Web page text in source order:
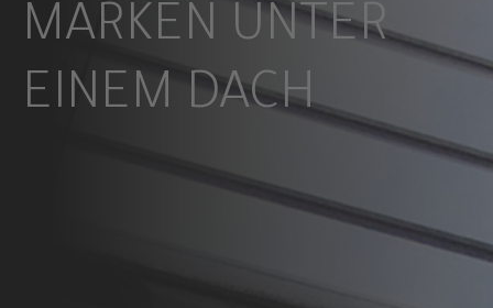
MARKEN UNTER
EINEM DACH